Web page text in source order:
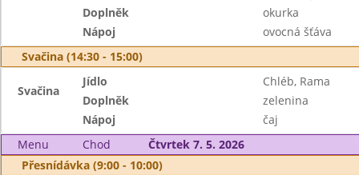
Doplněk
okurka
Nápoj
ovocná šťáva
Svačina (14:30 - 15:00)
Svačina
Jídlo
Chléb, Rama
Doplněk
zelenina
Nápoj
čaj
Menu
Chod
Čtvrtek 7. 5. 2026
Přesnídávka (9:00 - 10:00)